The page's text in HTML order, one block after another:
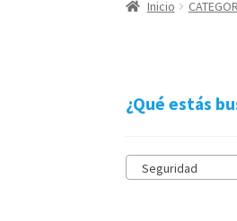
Inicio
¿Qué estás
Seguridad